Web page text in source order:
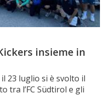
insieme in
23 luglio si è svolto il
tra l’FC Südtirol e gli